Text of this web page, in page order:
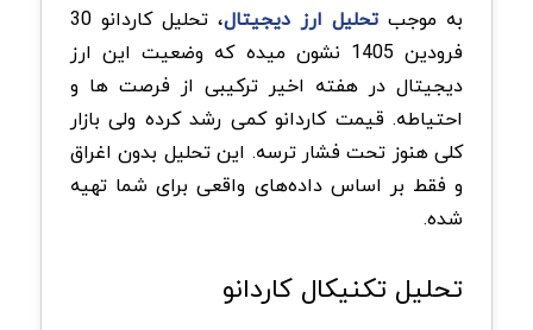
به موجبتحلیل ارز دیجیتال
، تحلیل کاردانو 30
فرودین 1405 نشون میده که وضعیت این ارز
دیجیتال در هفته اخیر ترکیبی از فرصت ها و
احتیاطه. قیمت کاردانو کمی رشد کرده ولی بازار
کلی هنوز تحت فشار ترسه. این تحلیل بدون اغراق
و فقط بر اساس داده‌های واقعی برای شما تهیه
شده.
تحلیل تکنیکال کاردانو